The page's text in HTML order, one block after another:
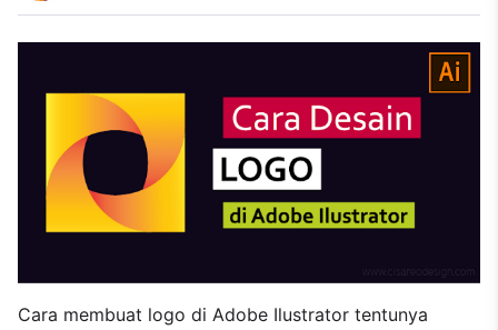
Cara membuat logo di Adobe Ilustrator tentunya